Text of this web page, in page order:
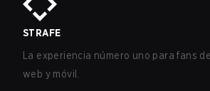
STRAFE
La experiencia número uno para fans
web y móvil.